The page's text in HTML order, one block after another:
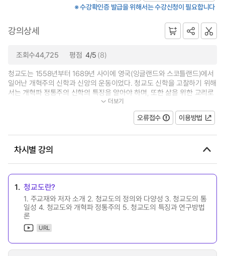
※ 수강확인증 발급을 위해서는 수강신청이 필요합니다
강의상세
조회수44,725 평점 4/5 (8)
청교도는 1558년부터 1689년 사이에 영국(잉글랜드와 스코틀랜드)에서
일어난 개혁주의 신학과 신앙의 운동이었다. 청교도 신학을 고찰하기 위해
서는 개혁파 정통주의 신학의 특징을 알아야 하며, 또한 삶을 위한 교리로
서 신학을 했던 그들의 경건을 이... 더보기
오류접수 이용방법
차시별 강의
1. 청교도란?
1. 주교재와 저자 소개 2. 청교도의 정의와 다양성 3. 청교도의 통
일성 4. 청교도와 개혁파 정통주의 5. 청교도의 특징과 연구방법
론
URL